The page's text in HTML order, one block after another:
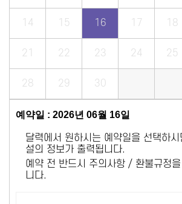
14 15 16 17 18
21 22 23 24 25
28 29 30
예약일 : 2026년 06월 16일
달력에서 원하시는 예약일을 선택하시
설의 정보가 출력됩니다.
예약 전 반드시 주의사항 / 환불규정
니다.